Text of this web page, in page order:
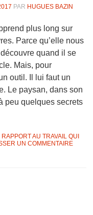
PAR HUGUES BAZIN
plus long sur
Parce qu’elle nous
quand il se
Mais, pour
outil. Il lui faut un
Le paysan, dans son
peu quelques secrets
AU TRAVAIL QUI
UN COMMENTAIRE
articles